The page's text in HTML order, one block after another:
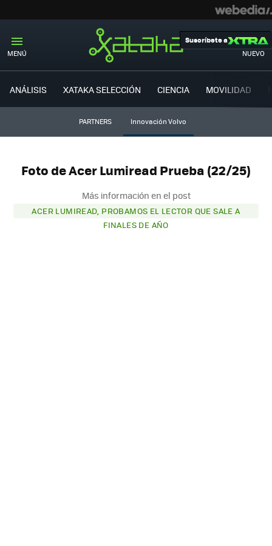
MENÚ NUEVO
Suscríbete a
ANÁLISIS XATAKA SELECCIÓN CIENCIA MOVILIDAD
PARTNERS Innovación Volvo
Foto de Acer Lumiread Prueba (22/25)
Más información en el post
ACER LUMIREAD, PROBAMOS EL LECTOR QUE SALE A
FINALES DE AÑO